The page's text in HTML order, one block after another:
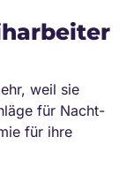
weil sie
für Nacht-
für ihre